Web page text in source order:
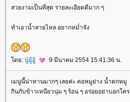
สวยงามเป็นที่สุด รายละเอียดดีมาก ๆ
ทำเอาน้ำลายไหล อยากหม่ำจัง
ดย: นู๋ยู้ฮู้ 9 มีนาคม 2554 15:41:36 น.
เมนูนี้น่าทานมากๆ เลยค่ะ คอหมูย่าง น้ำตกหมู
กินกับข้าวเหนียวนุ่ม ๆ ร้อน ๆ อร่อยอย่าบอกใค